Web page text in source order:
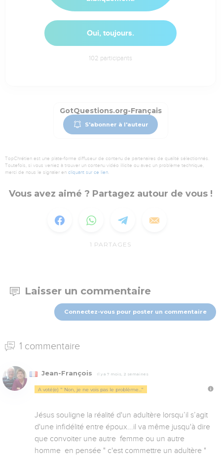
Oui, toujours.
102 participants
GotQuestions.org-Français
S'abonner à l'auteur
TopChrétien est une plate-forme diffuseur de contenu de partenaires de qualité sélectionnés.
Toutefois, si vous veniez à trouver un contenu vidéo illicite ou avec un problème technique,
merci de nous le signaler en cliquant sur ce lien.
Vous avez aimé ? Partagez autour de vous !
1 PARTAGES
Laisser un commentaire
Connectez-vous pour poster un commentaire
1 commentaire
Jean-François Il y a 7 mois, 2 semaines
A voté(e) " Non, je ne vois pas le problème..."
Jésus souligne la réalité d'un adultère lorsqu’il s’agit
d'une infidélité entre époux...il va même jusqu'à dire
que convoiter une autre  femme ou un autre
homme  en pensée " c'est commettre un adultère "